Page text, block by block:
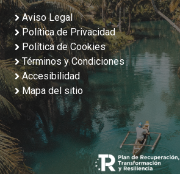
Aviso Legal
Política de Privacidad
Política de Cookies
Términos y Condiciones
Accesibilidad
Mapa del sitio